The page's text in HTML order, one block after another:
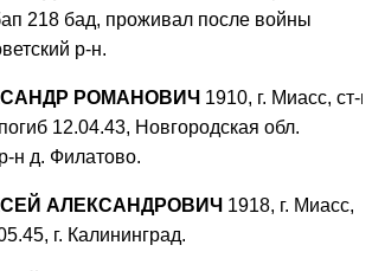
218 бад, проживал после войны
р-н.
РОМАНОВИЧ 1910, г. Миасс, ст-
12.04.43, Новгородская обл.
н д. Филатово.
АЛЕКСАНДРОВИЧ 1918, г. Миасс,
г. Калининград.